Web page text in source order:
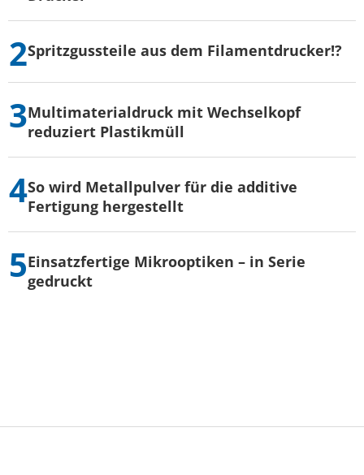
Spritzgussteile aus dem Filamentdrucker!?
Multimaterialdruck mit Wechselkopf
reduziert Plastikmüll
So wird Metallpulver für die additive
Fertigung hergestellt
Einsatzfertige Mikrooptiken – in Serie
gedruckt